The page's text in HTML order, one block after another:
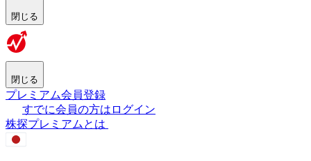
閉じる
閉じる
プレミアム会員登録
すでに会員の方はログイン
株探プレミアムとは